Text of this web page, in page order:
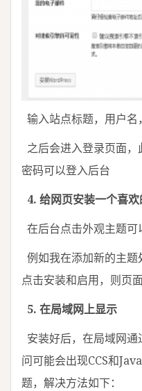
输入站点标题，用户
之后会进入登录页面
密码可以登入后台
4. 给网页安装一个喜
在后台点击外观主题
例如我在添加新的主题
点击安装和启用，则页
5. 在局域网上显示
安装好后，在局域网
问可能会出现CCS和
题，解决方法如下：